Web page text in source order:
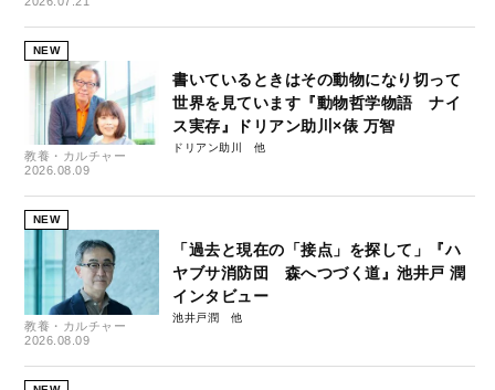
NEW
教養・カルチャー
2026.08.09
書いているときはその動物になり切って
世界を見ています『動物哲学物語 ナイ
ス実存』ドリアン助川×俵 万智
ドリアン助川
NEW
教養・カルチャー
2026.08.09
「過去と現在の「接点」を探して」『ハ
ヤブサ消防団 森へつづく道』池井戸 潤
インタビュー
池井戸潤